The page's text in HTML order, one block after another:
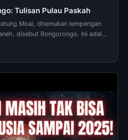
Tulisan Pulau Paskah
Moai, ditemukan lempengan
disebut Rongorongo. Ini adalah
Samudra Pa...